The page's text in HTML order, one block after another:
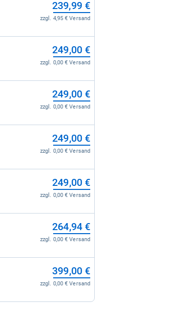
239,99 €
zzgl. 4,95 € Versand
249,00 €
zzgl. 0,00 € Versand
249,00 €
zzgl. 0,00 € Versand
249,00 €
zzgl. 0,00 € Versand
249,00 €
zzgl. 0,00 € Versand
264,94 €
zzgl. 0,00 € Versand
399,00 €
zzgl. 0,00 € Versand